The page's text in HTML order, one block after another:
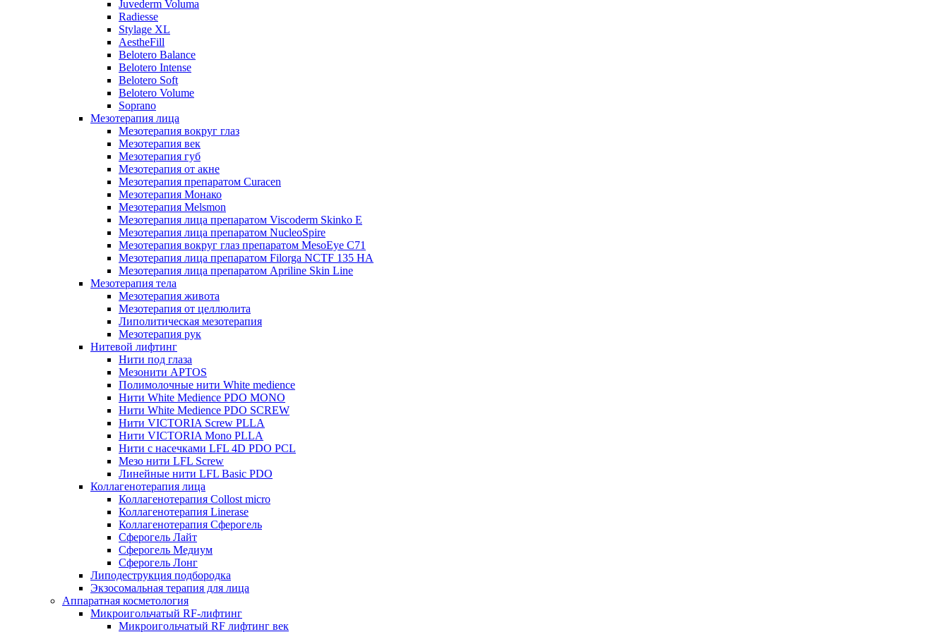
Juvederm Voluma
Radiesse
Stylage XL
AestheFill
Belotero Balance
Belotero Intense
Belotero Soft
Belotero Volume
Soprano
Мезотерапия лица
Мезотерапия вокруг глаз
Мезотерапия век
Мезотерапия губ
Мезотерапия от акне
Мезотерапия препаратом Curacen
Мезотерапия Монако
Мезотерапия Melsmon
Мезотерапия лица препаратом Viscoderm Skinko E
Мезотерапия лица препаратом NucleoSpire
Мезотерапия вокруг глаз препаратом MesoEye С71
Мезотерапия лица препаратом Filorga NCTF 135 HA
Мезотерапия лица препаратом Apriline Skin Line
Мезотерапия тела
Мезотерапия живота
Мезотерапия от целлюлита
Липолитическая мезотерапия
Мезотерапия рук
Нитевой лифтинг
Нити под глаза
Мезонити APTOS
Полимолочные нити White medience
Нити White Medience PDO MONO
Нити White Medience PDO SCREW
Нити VICTORIA Screw PLLA
Нити VICTORIA Mono PLLA
Нити с насечками LFL 4D PDO PCL
Мезо нити LFL Screw
Линейные нити LFL Basic PDO
Коллагенотерапия лица
Коллагенотерапия Collost micro
Коллагенотерапия Linerase
Коллагенотерапия Сферогель
Сферогель Лайт
Сферогель Медиум
Сферогель Лонг
Липодеструкция подбородка
Экзосомальная терапия для лица
Аппаратная косметология
Микроигольчатый RF-лифтинг
Микроигольчатый RF лифтинг век